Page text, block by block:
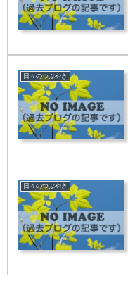
日々のつぶやき
日々のつぶやき